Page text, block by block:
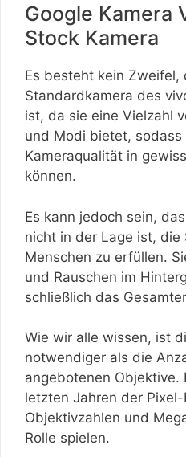
Google Kamera
Stock Kamera
Es besteht kein Zweifel,
Standardkamera des
ist, da sie eine Vielzahl
und Modi bietet, sodass
Kameraqualität in
können.
Es kann jedoch sein,
nicht in der Lage ist, die
Menschen zu erfüllen.
und Rauschen im
schließlich das
Wie wir alle wissen, ist
notwendiger als die
angebotenen Objektive.
letzten Jahren der
Objektivzahlen und
Rolle spielen.